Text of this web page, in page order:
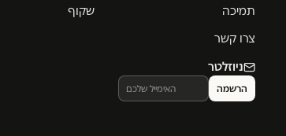
תמיכה
צרו קשר
ניוזלטר
שקוף